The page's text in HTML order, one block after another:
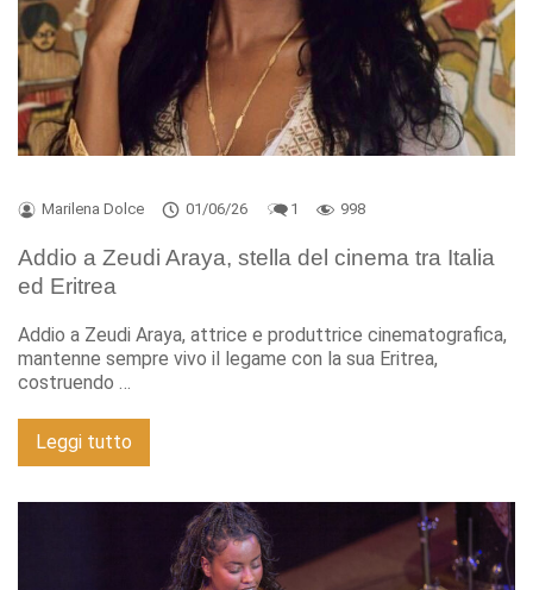
Marilena Dolce 01/06/26 1 998
Addio a Zeudi Araya, stella del cinema tra Italia
ed Eritrea
Addio a Zeudi Araya, attrice e produttrice cinematografica,
mantenne sempre vivo il legame con la sua Eritrea,
costruendo …
Leggi tutto